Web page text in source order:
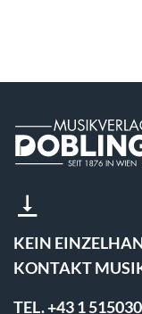
KEIN
KONTAKT
TEL. +43 1 515030